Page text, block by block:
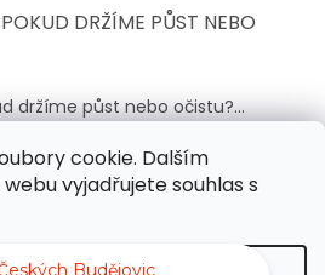
cookie. Dalším
vyjadřujete souhlas s
DRŽÍME PŮST NEBO
držíme půst nebo očistu?...
Budějovic